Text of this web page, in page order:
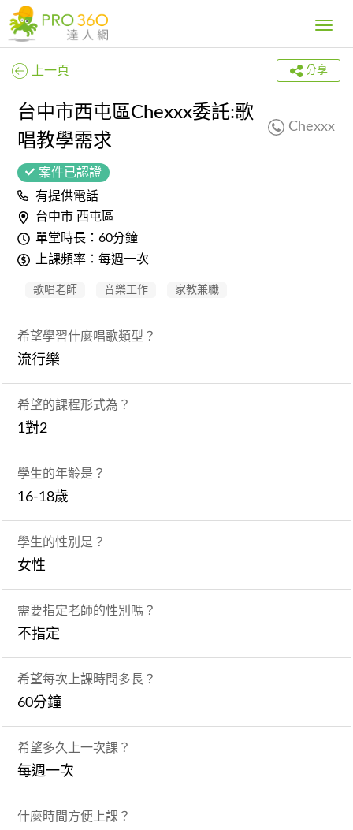
Toggle
上一頁 分享
台中市西屯區Chexxx委託:歌
唱教學需求
Chexxx
案件已認證
有提供電話
台中市 西屯區
單堂時長：60分鐘
上課頻率：每週一次
歌唱老師 音樂工作 家教兼職
希望學習什麼唱歌類型？
流行樂
希望的課程形式為？
1對2
學生的年齡是？
16-18歲
學生的性別是？
女性
需要指定老師的性別嗎？
不指定
希望每次上課時間多長？
60分鐘
希望多久上一次課？
每週一次
什麼時間方便上課？